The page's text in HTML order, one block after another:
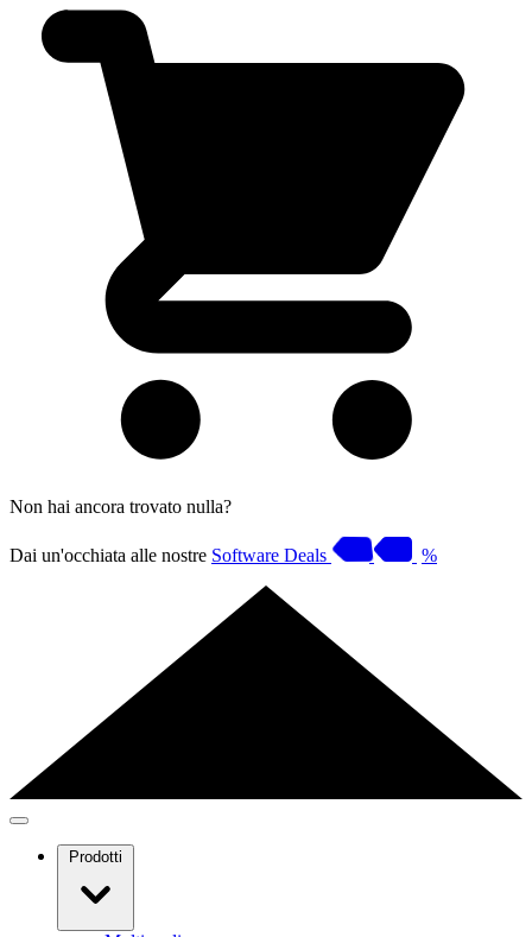
Non hai ancora trovato nulla?
Dai un'occhiata alle nostre Software Deals %
Prodotti